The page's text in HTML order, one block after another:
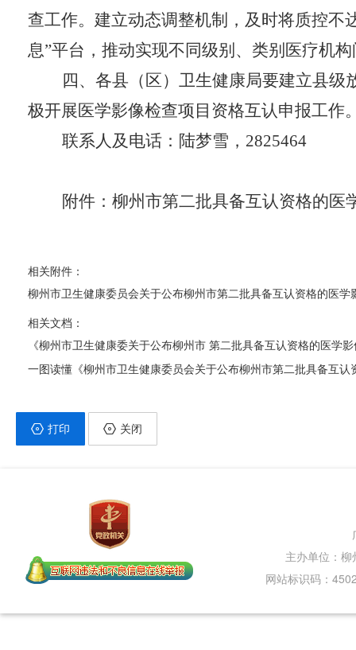
查工作。建立动态调整机制 ， 及时将质控不
息”平台，推动实现不同级别、类别医疗机
四、各县 （ 区） 卫生健康局要建立县级
极开展医学影像检查项目 资格互认申报工作
联系人及电话 ：陆梦雪， 2825464
附件：柳州市第二批具备互认资格的医
相关附件：
柳州市卫生健康委员会关于公布柳州市第二批具备互认资格的医
相关文档：
《柳州市卫生健康委关于公布柳州市 第二批具备互认资格的医学
一图读懂《柳州市卫生健康委员会关于公布柳州市第二批具备互
打印 关闭
主办单位：
网站标识码：